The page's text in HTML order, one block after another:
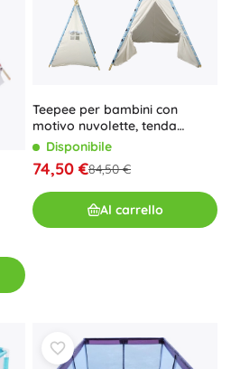
Teepee per bambini con
motivo nuvolette, tenda
impermeabile per la
cameretta e il giardino
Disponibile
74,50 €84,50 €
Al carrello